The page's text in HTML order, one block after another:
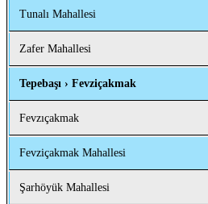
Tunalı Mahallesi
Zafer Mahallesi
Tepebaşı › Fevziçakmak
Fevzıçakmak
Fevziçakmak Mahallesi
Şarhöyük Mahallesi